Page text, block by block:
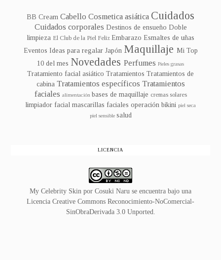
BB Cream Cabello Cosmetica asiática Cuidados
Cuidados corporales Destinos de ensueño Doble
limpieza El Club de la Piel Feliz Embarazo Esmaltes de uñas
Eventos Ideas para regalar Japón Maquillaje Mi Top
10 del mes Novedades Perfumes Pieles grasas
Tratamiento facial asiático Tratamientos Tratamientos de
cabina Tratamientos específicos Tratamientos
faciales alimentación bases de maquillaje cremas solares
limpiador facial mascarillas faciales operación bikini piel seca
piel sensible salud
LICENCIA
My Celebrity Skin por Cosuki Naru se encuentra bajo una
Licencia Creative Commons Reconocimiento-NoComercial-
SinObraDerivada 3.0 Unported.